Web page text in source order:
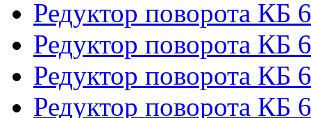
Редуктор поворота КБ
Редуктор поворота КБ
Редуктор поворота КБ
Редуктор поворота КБ